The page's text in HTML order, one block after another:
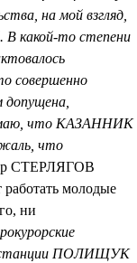
на мой взгляд,
В какой-то степени
совершенно
допущена,
что КАЗАННИК
жаль, что
СТЕРЛЯГОВ
работать молодые
ни
ПОЛИЩУК